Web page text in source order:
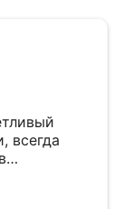
всегда